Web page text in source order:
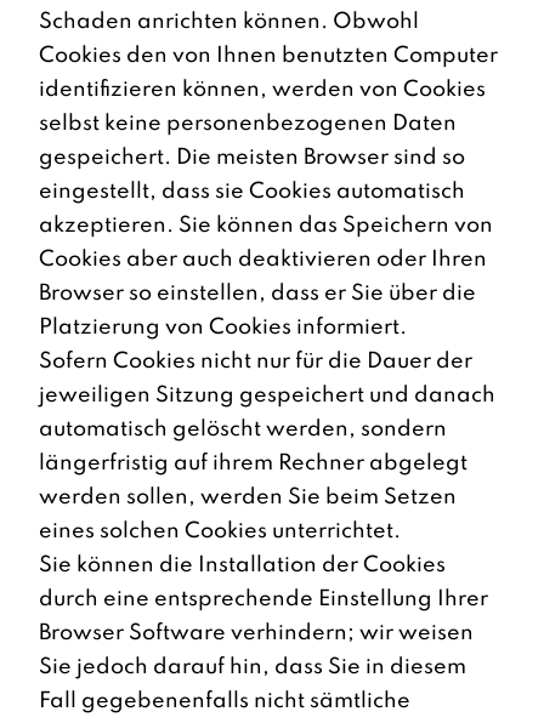
Schaden anrichten können. Obwohl
Cookies den von Ihnen benutzten Computer
identifizieren können, werden von Cookies
selbst keine personenbezogenen Daten
gespeichert. Die meisten Browser sind so
eingestellt, dass sie Cookies automatisch
akzeptieren. Sie können das Speichern von
Cookies aber auch deaktivieren oder Ihren
Browser so einstellen, dass er Sie über die
Platzierung von Cookies informiert.
Sofern Cookies nicht nur für die Dauer der
jeweiligen Sitzung gespeichert und danach
automatisch gelöscht werden, sondern
längerfristig auf ihrem Rechner abgelegt
werden sollen, werden Sie beim Setzen
eines solchen Cookies unterrichtet.
Sie können die Installation der Cookies
durch eine entsprechende Einstellung Ihrer
Browser Software verhindern; wir weisen
Sie jedoch darauf hin, dass Sie in diesem
Fall gegebenenfalls nicht sämtliche